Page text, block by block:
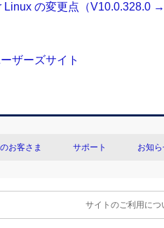
Linux の変更点（V10.0.328.0
お客さま サポート お知
サイトのご利用につ